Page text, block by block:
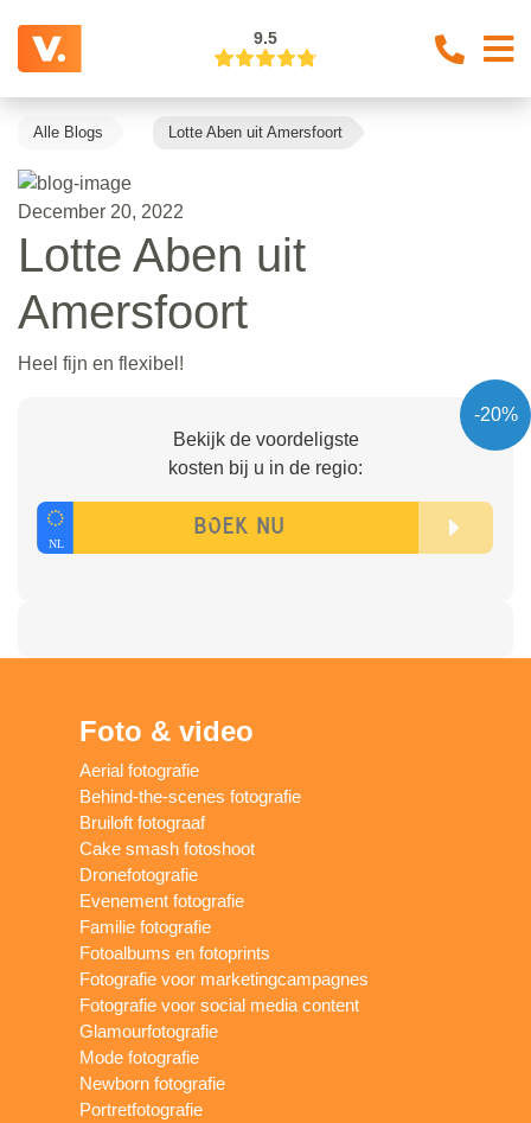
9.5
Alle Blogs Lotte Aben uit Amersfoort
December 20, 2022
Lotte Aben uit
Amersfoort
Heel fijn en flexibel!
-20%
Bekijk de voordeligste
kosten bij u in de regio:
Foto & video
Aerial fotografie
Behind-the-scenes fotografie
Bruiloft fotograaf
Cake smash fotoshoot
Dronefotografie
Evenement fotografie
Familie fotografie
Fotoalbums en fotoprints
Fotografie voor marketingcampagnes
Fotografie voor social media content
Glamourfotografie
Mode fotografie
Newborn fotografie
Portretfotografie